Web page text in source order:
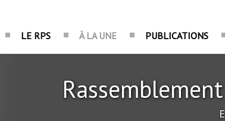
LE RPS À LA UNE PUBLICATIONS